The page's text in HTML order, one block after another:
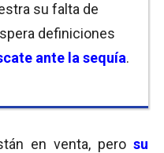
su falta de
definiciones
ante la sequía.
en venta, pero su